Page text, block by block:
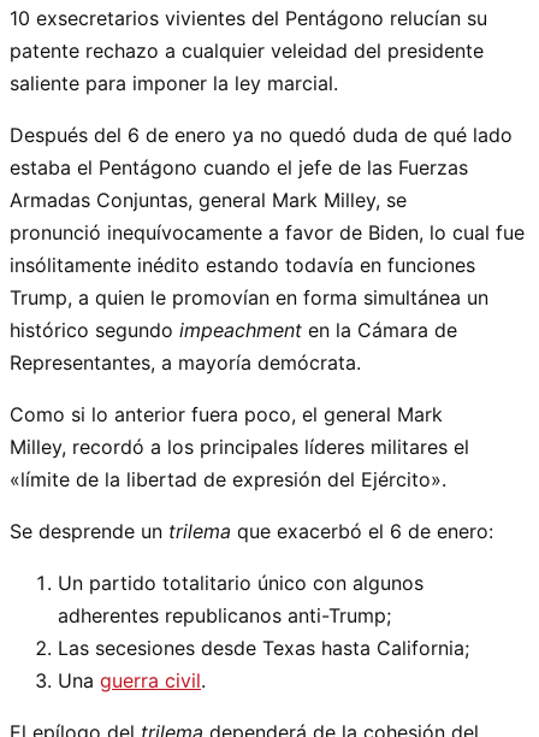
10 exsecretarios vivientes del Pentágono relucían su
patente rechazo a cualquier veleidad del presidente
saliente para imponer la ley marcial.
Después del 6 de enero ya no quedó duda de qué lado
estaba el Pentágono cuando el jefe de las Fuerzas
Armadas Conjuntas, general Mark Milley, se
pronunció inequívocamente a favor de Biden, lo cual fue
insólitamente inédito estando todavía en funciones
Trump, a quien le promovían en forma simultánea un
histórico segundo impeachment en la Cámara de
Representantes, a mayoría demócrata.
Como si lo anterior fuera poco, el general Mark
Milley, recordó a los principales líderes militares el
«límite de la libertad de expresión del Ejército».
Se desprende un trilema que exacerbó el 6 de enero:
Un partido totalitario único con algunos
adherentes republicanos anti-Trump;
Las secesiones desde Texas hasta California;
Una guerra civil.
El epílogo del trilema dependerá de la cohesión del